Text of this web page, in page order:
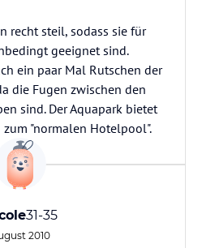
recht steil, sodass sie für
geeignet sind.
ein paar Mal Rutschen der
die Fugen zwischen den
sind. Der Aquapark bietet
"normalen Hotelpool".
31-35
2010